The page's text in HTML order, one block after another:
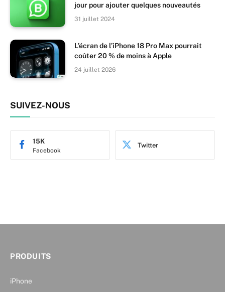
jour pour ajouter quelques nouveautés
31 juillet 2024
L’écran de l’iPhone 18 Pro Max pourrait
coûter 20 % de moins à Apple
24 juillet 2026
SUIVEZ-NOUS
Facebook
15K Twitter
PRODUITS
iPhone